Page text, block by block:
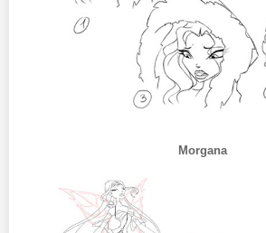
Morgana